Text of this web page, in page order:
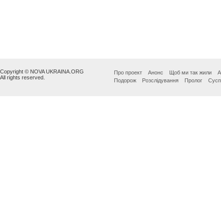
Copyright © NOVA UKRAINA.ORG
All rights reserved.
Про проект Анонс Щоб ми так жили
Подорож
Розслідування Пролог